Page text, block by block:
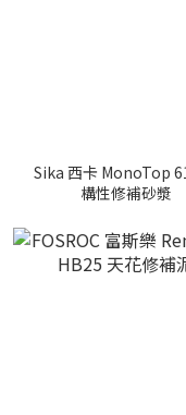
Sika 西卡 MonoTop
構性修補砂漿